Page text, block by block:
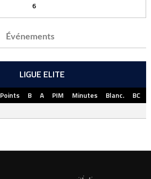
6
Événements
LIGUE ELITE
Points B A PIM Minutes Blanc. BC